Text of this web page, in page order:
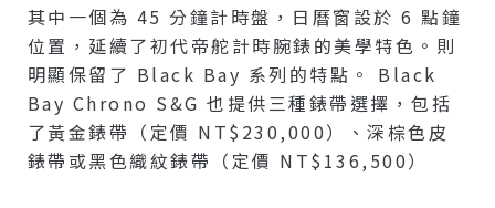
其中一個為 45 分鐘計時盤，日曆窗設於 6 點鐘
位置，延續了初代帝舵計時腕錶的美學特色。則
明顯保留了 Black Bay 系列的特點。 Black
Bay Chrono S&G 也提供三種錶帶選擇，包括
了黃金錶帶（定價 NT$230,000）、深棕色皮
錶帶或黑色織紋錶帶（定價 NT$136,500）